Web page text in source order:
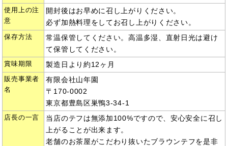
使用上の注
意
開封後はお早めに召し上がりください。
必ず加熱料理をしてお召し上がりください。
保存方法
常温保管してください。高温多湿、直射日光は避け
て保管してください。
賞味期限 製造日より約12ヶ月
販売事業者
名
有限会社山年園
〒170-0002
東京都豊島区巣鴨3-34-1
店長の一言
当店のテフは無添加100%ですので、安心安全に召し
上がることが出来ます。
老舗のお茶屋がこだわり抜いたブラウンテフを是非